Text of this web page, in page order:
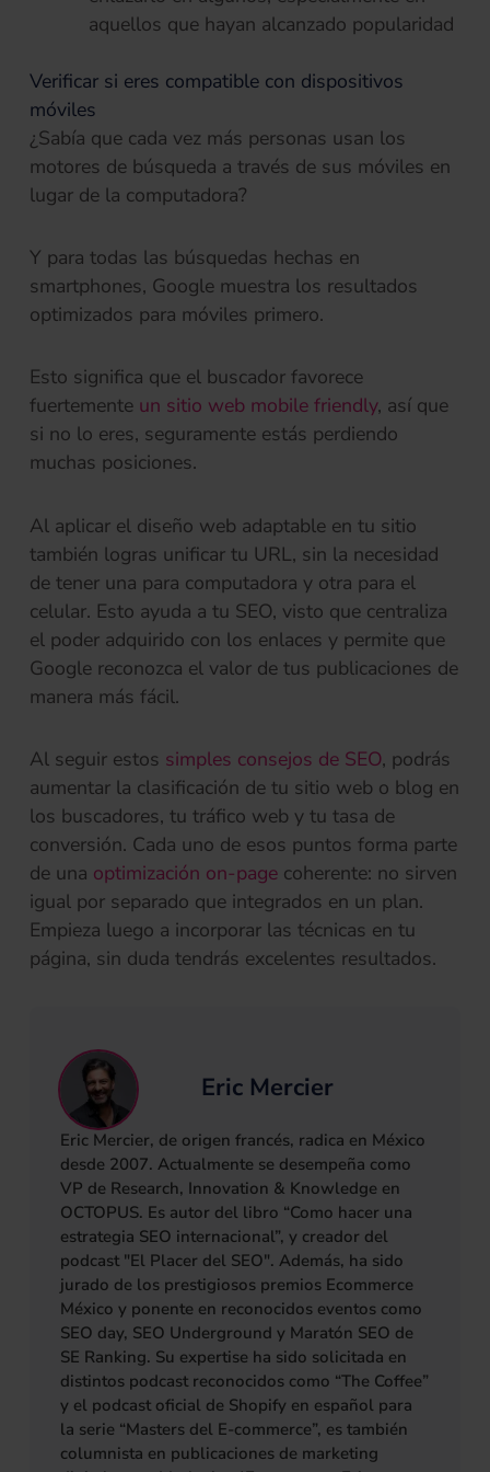
aquellos que hayan alcanzado popularidad
Verificar si eres compatible con dispositivos
móviles
¿Sabía que cada vez más personas usan los
motores de búsqueda a través de sus móviles en
lugar de la computadora?
Y para todas las búsquedas hechas en
smartphones, Google muestra los resultados
optimizados para móviles primero.
Esto significa que el buscador favorece
fuertemente un sitio web mobile friendly, así que
si no lo eres, seguramente estás perdiendo
muchas posiciones.
Al aplicar el diseño web adaptable en tu sitio
también logras unificar tu URL, sin la necesidad
de tener una para computadora y otra para el
celular. Esto ayuda a tu SEO, visto que centraliza
el poder adquirido con los enlaces y permite que
Google reconozca el valor de tus publicaciones de
manera más fácil.
Al seguir estos simples consejos de SEO, podrás
aumentar la clasificación de tu sitio web o blog en
los buscadores, tu tráfico web y tu tasa de
conversión. Cada uno de esos puntos forma parte
de una optimización on-page coherente: no sirven
igual por separado que integrados en un plan.
Empieza luego a incorporar las técnicas en tu
página, sin duda tendrás excelentes resultados.
Eric Mercier
Eric Mercier, de origen francés, radica en México
desde 2007. Actualmente se desempeña como
VP de Research, Innovation & Knowledge en
OCTOPUS. Es autor del libro “Como hacer una
estrategia SEO internacional”, y creador del
podcast "El Placer del SEO". Además, ha sido
jurado de los prestigiosos premios Ecommerce
México y ponente en reconocidos eventos como
SEO day, SEO Underground y Maratón SEO de
SE Ranking. Su expertise ha sido solicitada en
distintos podcast reconocidos como “The Coffee”
y el podcast oficial de Shopify en español para
la serie “Masters del E-commerce”, es también
columnista en publicaciones de marketing